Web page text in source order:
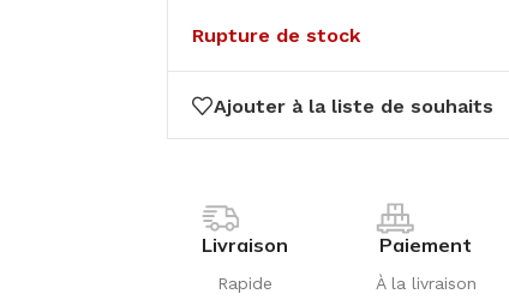
Rupture de stock
Ajouter à la liste de souhaits
Livraison
Rapide
Paiement
À la livraison